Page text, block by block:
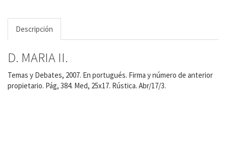
Descripción
D. MARIA II.
Temas y Debates, 2007. En portugués. Firma y número de anterior
propietario. Pág, 384. Med, 25x17. Rústica. Abr/17/3.